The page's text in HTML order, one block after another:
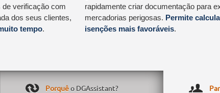
verificação com
dos seus clientes,
tempo.
rapidamente criar documentação para
mercadorias perigosas. Permite
isenções mais favoráveis.
Porquêo DGAssistant?